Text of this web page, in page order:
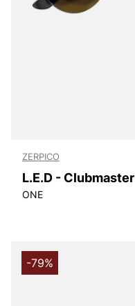
ZERPICO
L.E.D - Clubmaster
ONE
-79%